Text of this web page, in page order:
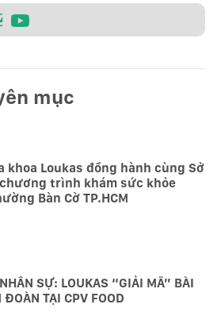
mục
khoa Loukas đồng hành cùng Sở
trình khám sức khỏe
Bàn Cờ TP.HCM
SỰ: LOUKAS “GIẢI MÃ” BÀI
ĐOÀN TẠI CPV FOOD